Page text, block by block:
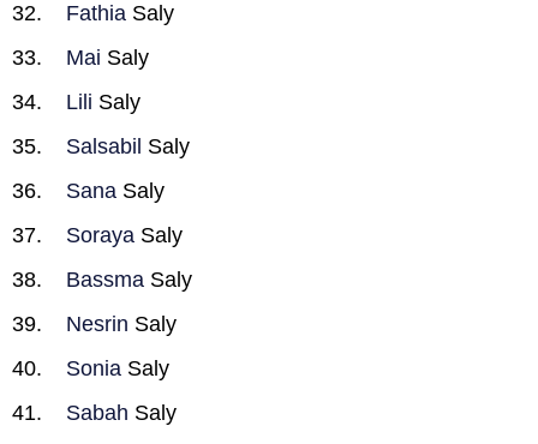
Fathia Saly
Mai Saly
Lili Saly
Salsabil Saly
Sana Saly
Soraya Saly
Bassma Saly
Nesrin Saly
Sonia Saly
Sabah Saly